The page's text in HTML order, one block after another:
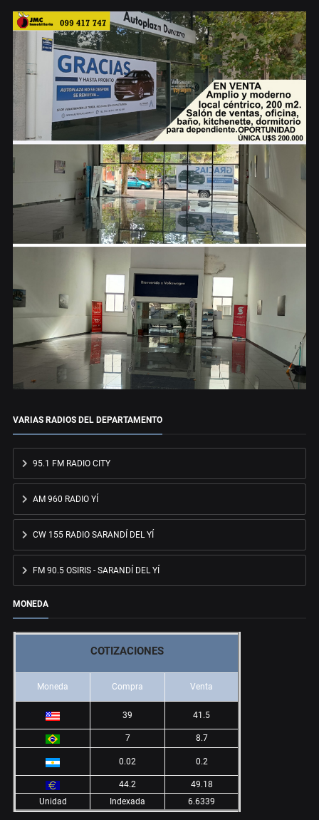
VARIAS RADIOS DEL DEPARTAMENTO
95.1 FM RADIO CITY
AM 960 RADIO YÍ
CW 155 RADIO SARANDÍ DEL YÍ
FM 90.5 OSIRIS - SARANDÍ DEL YÍ
MONEDA
COTIZACIONES
Moneda Compra Venta
39 41.5
7 8.7
0.02 0.2
44.2
49.18
Unidad
Indexada 6.6339